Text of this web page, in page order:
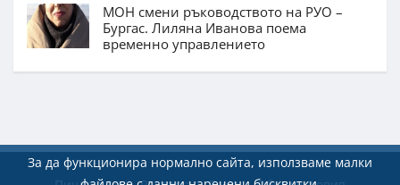
МОН смени ръководството на РУО –
Бургас. Лиляна Иванова поема
временно управлението
За да функционира нормално сайта, използваме малки